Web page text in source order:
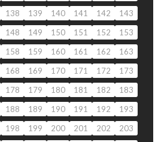
138 139 140 141 142
143
148 149 150 151 152
153
158 159 160 161 162
163
168 169 170 171 172
173
178 179 180 181 182
183
188 189 190 191 192
193
198 199 200 201 202
203